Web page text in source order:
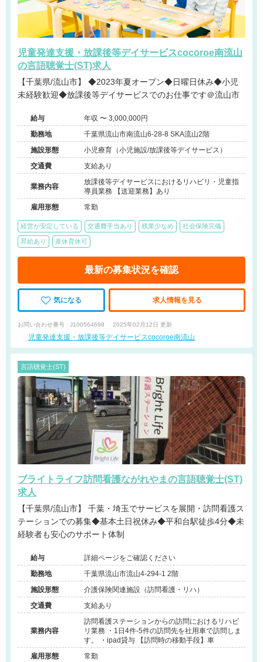
児童発達支援・放課後等デイサービスcocoroe南流山
の言語聴覚士(ST)求人
【千葉県/流山市】 ◆2023年夏オープン◆日曜日休み◆小児
未経験歓迎◆放課後等デイサービスでのお仕事です＠流山市
給与
年収 〜 3,000,000円
勤務地
千葉県流山市南流山6-28-8 SKA流山2階
施設形態
小児療育（小児施設/放課後等デイサービス）
交通費
支給あり
業務内容
放課後等デイサービスにおけるリハビリ・児童指
導員業務 【送迎業務】あり
雇用形態
常勤
経営が安定している 交通費手当あり 残業少なめ 社会保険完備
昇給あり 産休育休可
最新の募集状況を確認
気になる 求人情報を見る
お問い合わせ番号 : J100564698 2025年02月12日 更新
児童発達支援・放課後等デイサービスcocoroe南流山
言語聴覚士(ST)
ブライトライフ訪問看護ながれやまの言語聴覚士(ST)
求人
【千葉県/流山市】 千葉・埼玉でサービスを展開・訪問看護ス
テーションでの募集◆基本土日祝休み◆平和台駅徒歩4分◆未
経験者も安心のサポート体制
給与
詳細ページをご確認ください
勤務地
千葉県流山市流山4-294-1 2階
施設形態
介護保険関連施設（訪問看護・リハ）
交通費
支給あり
業務内容
訪問看護ステーションからの訪問におけるリハビ
リ業務 ・1日4件-5件の訪問先を社用車で訪問しま
す。 ・ipad貸与 【訪問時の移動手段】車
雇用形態
常勤